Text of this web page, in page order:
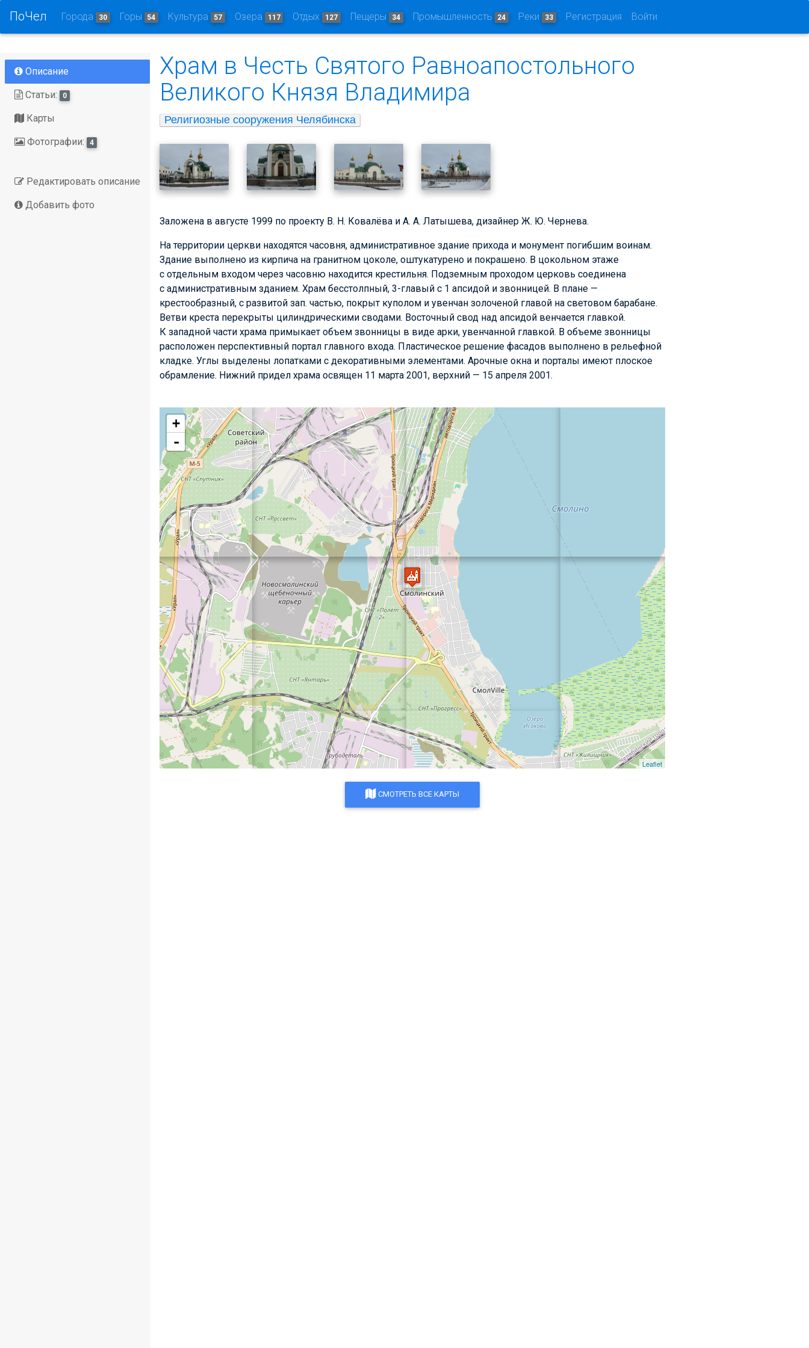
ПоЧел Города 30 Горы 54 Культура 57 Озера 117 Отдых 127 Пещеры 34 Промышленность 24 Реки 33 Регистрация Войти
Описание
Статьи: 0
Карты
Фотографии: 4
Редактировать описание
Добавить фото
Храм в Честь Святого Равноапостольного
Великого Князя Владимира
Религиозные сооружения Челябинска
Заложена в августе 1999 по проекту В. Н. Ковалёва и А. А. Латышева, дизайнер Ж. Ю. Чернева.
На территории церкви находятся часовня, административное здание прихода и монумент погибшим воинам.
Здание выполнено из кирпича на гранитном цоколе, оштукатурено и покрашено. В цокольном этаже
с отдельным входом через часовню находится крестильня. Подземным проходом церковь соединена
с административным зданием. Храм бесстолпный, 3-главый с 1 апсидой и звонницей. В плане —
крестообразный, с развитой зап. частью, покрыт куполом и увенчан золоченой главой на световом барабане.
Ветви креста перекрыты цилиндрическими сводами. Восточный свод над апсидой венчается главкой.
К западной части храма примыкает объем звонницы в виде арки, увенчанной главкой. В объеме звонницы
расположен перспективный портал главного входа. Пластическое решение фасадов выполнено в рельефной
кладке. Углы выделены лопатками с декоративными элементами. Арочные окна и порталы имеют плоское
обрамление. Нижний придел храма освящен 11 марта 2001, верхний — 15 апреля 2001.
+
-
Leaflet
СМОТРЕТЬ ВСЕ КАРТЫ